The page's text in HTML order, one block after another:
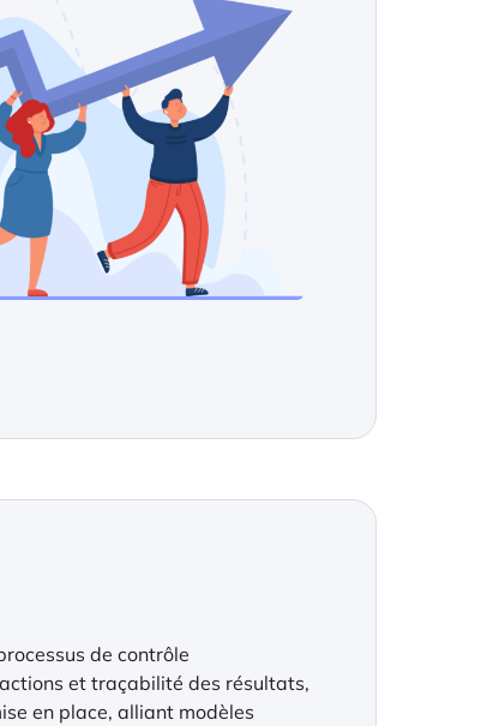
de contrôle
et traçabilité des résultats,
en place, alliant modèles